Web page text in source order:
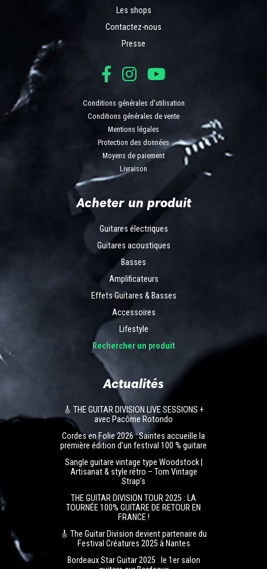
Les shops
Contactez-nous
Presse
Conditions générales d'utilisation
Conditions générales de vente
Mentions légales
Protection des données
Moyens de paiement
Livraison
Acheter un produit
Guitares électriques
Guitares acoustiques
Basses
Amplificateurs
Effets Guitares & Basses
Accessoires
Lifestyle
Rechercher un produit
Actualités
🎸 THE GUITAR DIVISION LIVE SESSIONS +
avec Pacôme Rotondo
Cordes en Folie 2026 : Saintes accueille la
première édition d’un festival 100 % guitare
Sangle guitare vintage type Woodstock |
Artisanat & style rétro – Tom Vintage
Strap’s
THE GUITAR DIVISION TOUR 2025 : LA
TOURNÉE 100% GUITARE DE RETOUR EN
FRANCE !
🎸 The Guitar Division devient partenaire du
Festival Créatures 2025 à Nantes
Bordeaux Star Guitar 2025 : le 1er salon